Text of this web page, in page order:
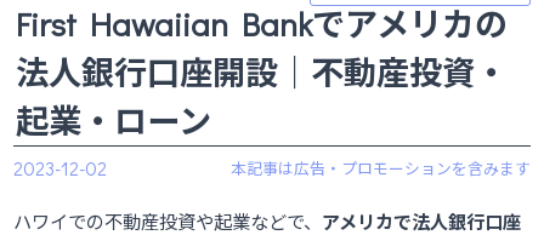
First Hawaiian Bankでアメリカの
法人銀行口座開設｜不動産投資・
起業・ローン
2023-12-02
ハワイでの不動産投資や起業などで、 アメリカで法人銀行口座